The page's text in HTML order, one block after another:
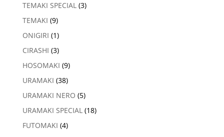
TEMAKI SPECIAL (3)
TEMAKI (9)
ONIGIRI (1)
CIRASHI (3)
HOSOMAKI (9)
URAMAKI (38)
URAMAKI NERO (5)
URAMAKI SPECIAL (18)
FUTOMAKI (4)